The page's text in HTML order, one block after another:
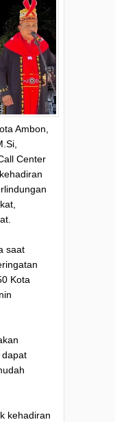
Ambon,
Center
saat
Kota
dapat
kehadiran